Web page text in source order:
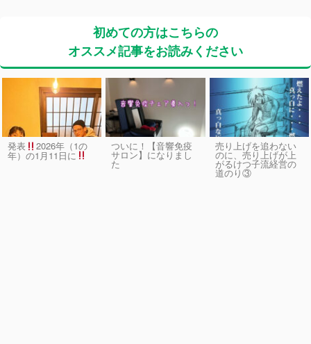
初めての方はこちらの
オススメ記事をお読みください
発表 2026年（1の
年）の1月11日に
ついに！【音響免疫
サロン】になりまし
た
売り上げを追わない
のに、売り上げが上
がるけつ子流経営の
道のり③